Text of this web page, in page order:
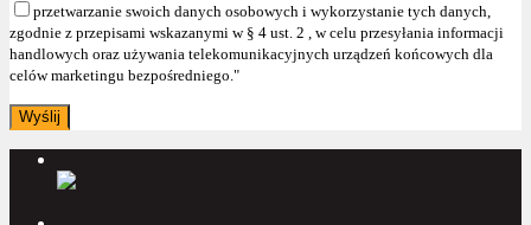
przetwarzanie swoich danych osobowych i wykorzystanie tych danych,
zgodnie z przepisami wskazanymi w § 4 ust. 2 , w celu przesyłania informacji
handlowych oraz używania telekomunikacyjnych urządzeń końcowych dla
celów marketingu bezpośredniego."